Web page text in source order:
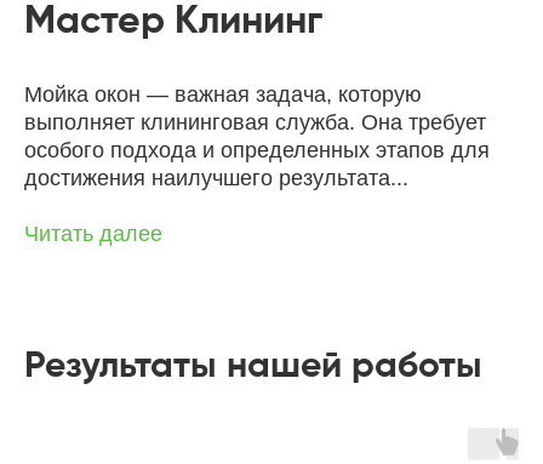
Мастер Клининг
Мойка окон — важная задача, которую
выполняет клининговая служба. Она требует
особого подхода и определенных этапов для
достижения наилучшего результата...
Читать далее
Результаты нашей работы
Огромное спасибо за химчитску
дивана, как новый, на ощупь
приятный, цвет появился
изначальный, запах ушёл, в том
буду вас рекомендовать.